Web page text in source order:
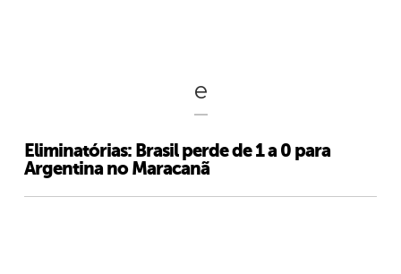
e
Eliminatórias: Brasil perde de 1 a 0 para
Argentina no Maracanã